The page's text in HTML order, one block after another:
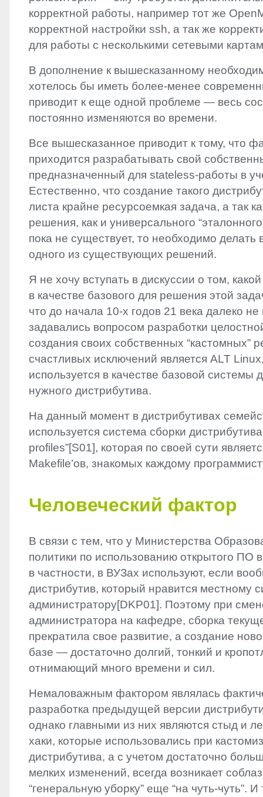
корректной работы, например тот же
корректной настройки ssh, а так же
для работы с несколькими сетевыми
В дополнение к вышесказанному
хотелось бы иметь более-менее
приводит к еще одной проблеме — весь
постоянно изменяются во времени.
Все вышесказанное приводит к тому, что
приходится разрабатывать свой
предназначенный для stateless-работы в
Естественно, что создание такого
листа крайне ресурсоемкая задача, а так
решения, как и универсального
пока не существует, то необходимо делать
одного из существующих решений.
Я не хочу вступать в дискуссии о том,
в качестве базового для решения этой
что до начала 10-х годов 21 века далеко
задавались вопросом разработки
создания своих собственных “кастомных”
счастливых исключений является ALT
используется в качестве базовой системы
нужного дистрибутива.
На данный момент в дистрибутивах
используется система сборки
profiles”[S01], которая по своей сути
Makefile’ов, знакомых каждому
Человеческий фактор
В связи с тем, что у Министерства
политики по использованию открытого ПО
в частности, в ВУЗах используют, если
дистрибутив, который нравится местному
администратору[DKP01]. Поэтому при
администратора на кафедре, сборка
прекратила свое развитие, а создание
базе — достаточно долгий, тонкий и
отнимающий много времени и сил.
Немаловажным фактором являлась
разработка предыдущей версии
однако главными из них являются стыд и
хаки, которые использовались при
дистрибутива, а с учетом достаточно
мелких изменений, всегда возникает
“генеральную уборку” еще “на чуть-чуть”. И